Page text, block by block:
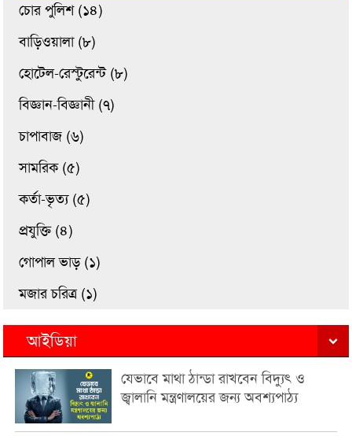
চোর পুলিশ (১৪)
বাড়িওয়ালা (৮)
হোটেল-রেস্টুরেন্ট (৮)
বিজ্ঞান-বিজ্ঞানী (৭)
চাপাবাজ (৬)
সামরিক (৫)
কর্তা-ভৃত্য (৫)
প্রযুক্তি (৪)
গোপাল ভাড় (১)
মজার চরিত্র (১)
আইডিয়া
যেভাবে মাথা ঠান্ডা রাখবেন বিদ্যুৎ ও
জ্বালানি মন্ত্রণালয়ের জন্য অবশ্যপাঠ্য